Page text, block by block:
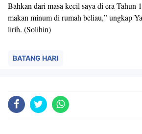
Bahkan dari masa kecil saya di era Tahun
makan minum di rumah beliau,” ungkap
lirih. (Solihin)
BATANG HARI